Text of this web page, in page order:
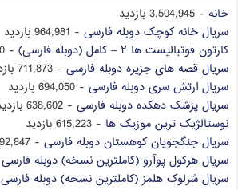
خانه - 3,504,945 بازدید
سریال خانه کوچک دوبله فارسی - 964,981 بازدید
کارتون فوتبالیست ها ۲ – کامل (دوبله فارسی)
- 834,340 بازدید
سریال قصه های جزیره دوبله فارسی - 711,873 بازدید
سریال ارتش سری دوبله فارسی - 694,050 بازدید
سریال پزشک دهکده دوبله فارسی - 638,602 بازدید
نوستالژیک ترین موزیک ها - 615,223 بازدید
سریال جنگجویان کوهستان دوبله فارسی - 592,847 بازدید
سریال هرکول پوآرو (کاملترین نسخه) دوبله فارسی
سریال شرلوک هلمز (کاملترین نسخه) دوبله فارسی